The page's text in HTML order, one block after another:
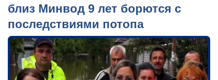
близ Минвод 9 лет борются с
последствиями потопа